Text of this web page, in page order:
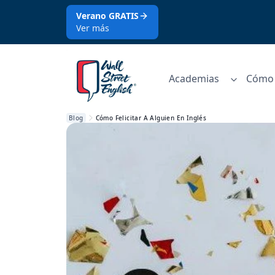
Verano GRATIS
Ver más
Academias
Blog Cómo Felicitar A Alguien En Inglés